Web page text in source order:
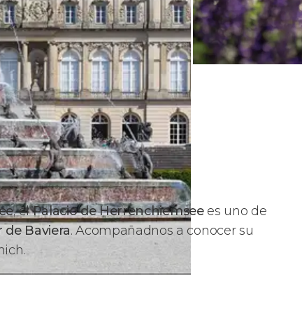
, elPalacio de Herrenchiemseees uno de
Baviera. Acompañadnos a conocer su